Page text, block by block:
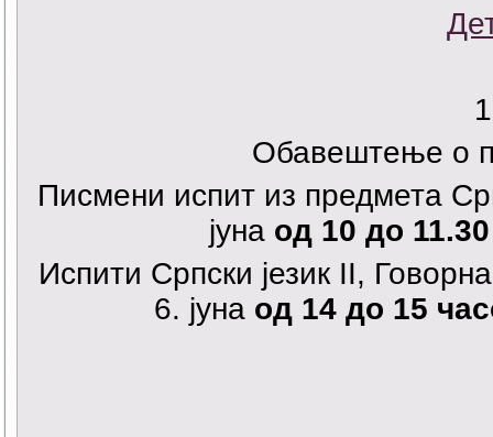
Обавештење о
Писмени испит из предмета
јуна од 10 до 11.30
Испити Српски језик II,
6. јуна од 14 до 15